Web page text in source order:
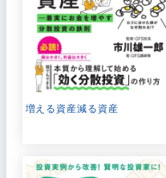
増える資産減る資産